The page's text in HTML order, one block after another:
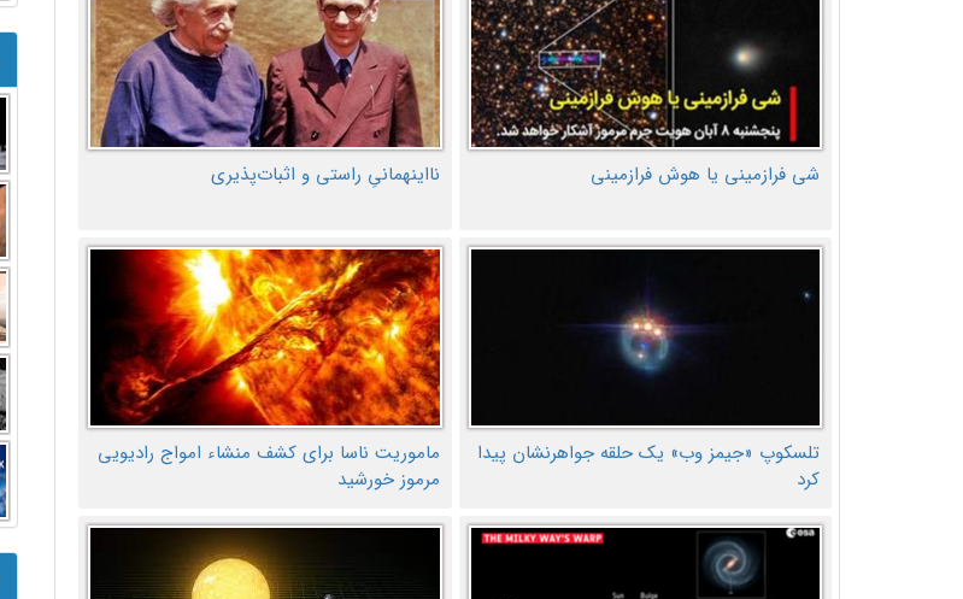
شی فرازمینی یا هوش فرازمینی نااینهمانیِ راستی و اثبات‌پذیری
تلسکوپ «جیمز وب» یک حلقه جواهرنشان پیدا
کرد
ماموریت ناسا برای کشف منشاء امواج رادیویی
مرموز خورشید